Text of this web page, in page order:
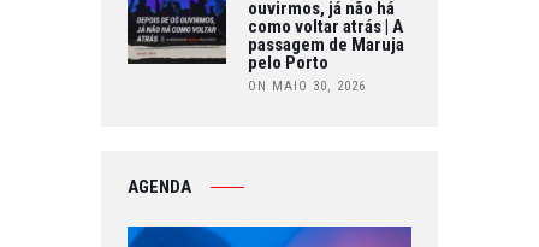
ouvirmos, já não há
como voltar atrás | A
passagem de Maruja
pelo Porto
ON MAIO 30, 2026
AGENDA